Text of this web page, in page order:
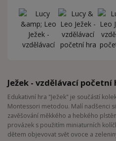
Ježek - vzdělávací početní
Edukativní hra "Ježek" je součástí
Montessori metodou. Malí nadšenci
zavěšování měkkého a hebkého
provázek s použitím miniaturních
dětem objevovat svět ovoce a